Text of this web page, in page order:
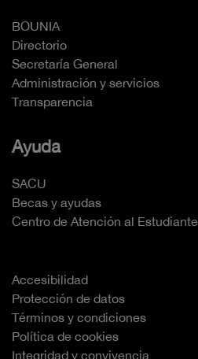
BOUNIA
Directorio
Secretaría General
Administración y servicios
Transparencia
Ayuda
SACU
Becas y ayudas
Centro de Atención al Estudiante
Accesibilidad
Protección de datos
Términos y condiciones
Política de cookies
Integridad y convivencia